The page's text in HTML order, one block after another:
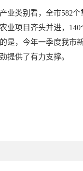
业类别看，全市582
业项目齐头并进，
是，今年一季度我市
提供了有力支撑。